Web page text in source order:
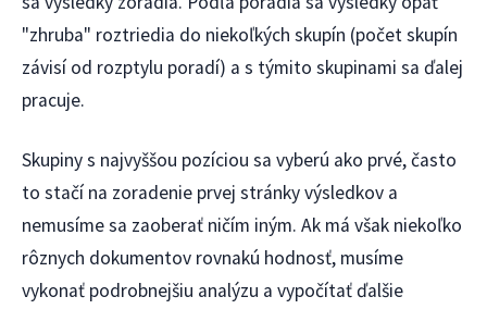
"zhruba" roztriedia do niekoľkých skupín (počet skupín
závisí od rozptylu poradí) a s týmito skupinami sa ďalej
pracuje.
Skupiny s najvyššou pozíciou sa vyberú ako prvé, často
to stačí na zoradenie prvej stránky výsledkov a
nemusíme sa zaoberať ničím iným. Ak má však niekoľko
rôznych dokumentov rovnakú hodnosť, musíme
vykonať podrobnejšiu analýzu a vypočítať ďalšie